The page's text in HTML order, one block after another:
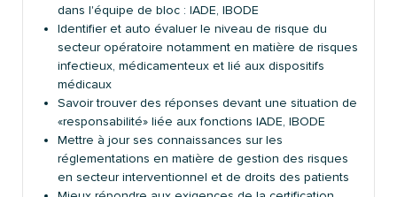
dans l'équipe de bloc : IADE, IBODE
Identifier et auto évaluer le niveau de risque du
secteur opératoire notamment en matière de risques
infectieux, médicamenteux et lié aux dispositifs
médicaux
Savoir trouver des réponses devant une situation de
«responsabilité» liée aux fonctions IADE, IBODE
Mettre à jour ses connaissances sur les
réglementations en matière de gestion des risques
en secteur interventionnel et de droits des patients